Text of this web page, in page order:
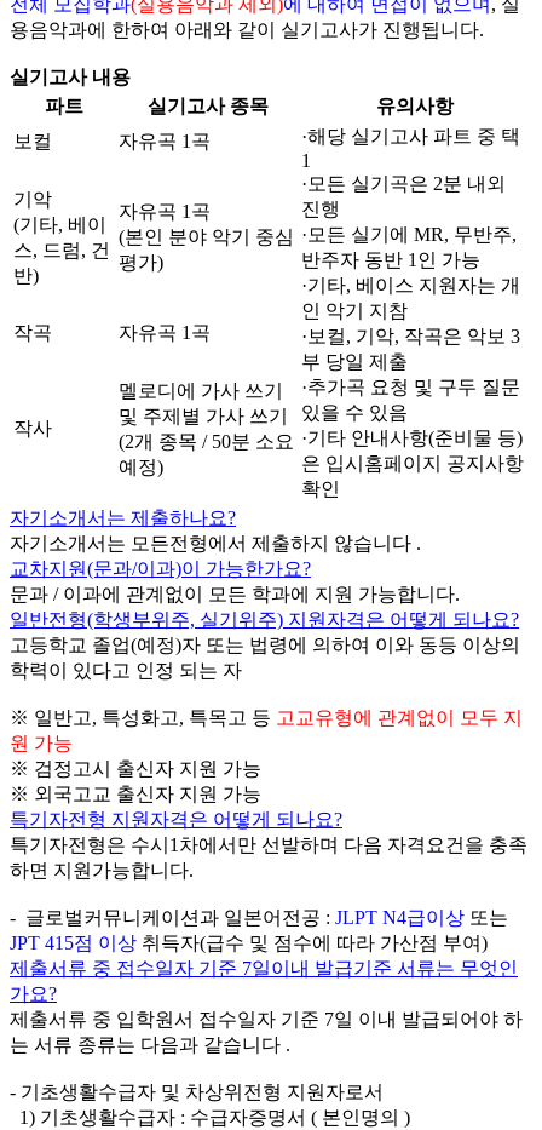
전체 모집학과(실용음악과 제외)에 대하여 면접이 없으며 , 실
용음악과에 한하여 아래와 같이 실기고사가 진행됩니다.
실기고사 내용
파트
실기고사 종목
유의사항
보컬
자유곡 1곡
·해당 실기고사 파트 중 택
1
·모든 실기곡은 2분 내외
진행
·모든 실기에 MR, 무반주,
반주자 동반 1인 가능
·기타, 베이스 지원자는 개
인 악기 지참
·보컬, 기악, 작곡은 악보 3
부 당일 제출
·추가곡 요청 및 구두 질문
있을 수 있음
·기타 안내사항(준비물 등)
은 입시홈페이지 공지사항
확인
기악
(기타, 베이
스, 드럼, 건
반)
자유곡 1곡
(본인 분야 악기 중심
평가)
작곡 자유곡 1곡
작사
멜로디에 가사 쓰기
및 주제별 가사 쓰기
(2개 종목 / 50분 소요
예정)
자기소개서는 제출하나요?
자기소개서는 모든전형에서 제출하지 않습니다 .
교차지원(문과/이과)이 가능한가요?
문과 / 이과에 관계없이 모든 학과에 지원 가능합니다.
일반전형(학생부위주, 실기위주) 지원자격은 어떻게 되나요?
고등학교 졸업(예정)자 또는 법령에 의하여 이와 동등 이상의
학력이 있다고 인정 되는 자
※ 일반고, 특성화고, 특목고 등 고교유형에 관계없이 모두 지
원 가능
※ 검정고시 출신자 지원 가능
※ 외국고교 출신자 지원 가능
특기자전형 지원자격은 어떻게 되나요?
특기자전형은 수시1차에서만 선발하며 다음 자격요건을 충족
하면 지원가능합니다.
- 글로벌커뮤니케이션과 일본어전공 : JLPT N4급이상 또는
JPT 415점 이상 취득자(급수 및 점수에 따라 가산점 부여)
제출서류 중 접수일자 기준 7일이내 발급기준 서류는 무엇인
가요?
제출서류 중 입학원서 접수일자 기준 7일 이내 발급되어야 하
는 서류 종류는 다음과 같습니다 .
- 기초생활수급자 및 차상위전형 지원자로서
1) 기초생활수급자 : 수급자증명서 ( 본인명의 )